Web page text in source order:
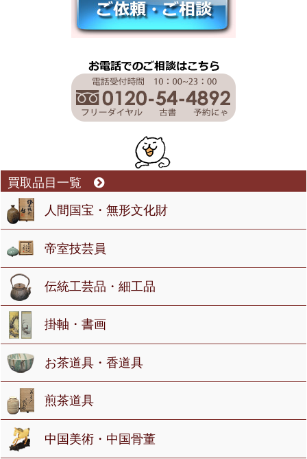
買取品目一覧
人間国宝・無形文化財
帝室技芸員
伝統工芸品・細工品
掛軸・書画
お茶道具・香道具
煎茶道具
中国美術・中国骨董